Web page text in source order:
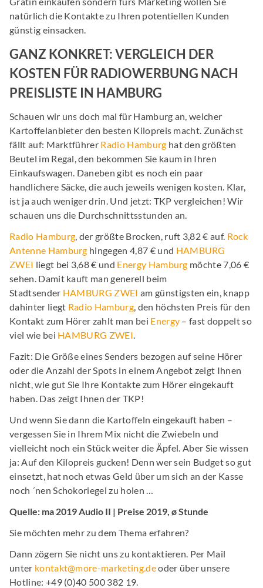
natürlich die Kontakte zu Ihren potentiellen Kunden
günstig einsacken.
GANZ KONKRET: VERGLEICH DER
KOSTEN FÜR RADIOWERBUNG NACH
PREISLISTE IN HAMBURG
Schauen wir uns doch mal für Hamburg an, welcher
Kartoffelanbieter den besten Kilopreis macht. Zunächst
fällt auf: Marktführer Radio Hamburg hat den größten
Beutel im Regal, den bekommen Sie kaum in Ihren
Einkaufswagen. Daneben gibt es noch ein paar
handlichere Säcke, die auch jeweils wenigen kosten. Klar,
ist ja auch weniger drin. Und jetzt: TKP vergleichen! Wir
schauen uns die Durchschnittsstunden an.
Radio Hamburg, der größte Brocken, ruft 3,82 € auf. Rock
Antenne Hamburg hingegen 4,87 € und HAMBURG
ZWEI liegt bei 3,68 € und Energy Hamburg möchte 7,06 €
sehen. Damit kauft man generell beim
Stadtsender HAMBURG ZWEI am günstigsten ein, knapp
dahinter liegt Radio Hamburg, den höchsten Preis für den
Kontakt zum Hörer zahlt man bei Energy – fast doppelt so
viel wie bei HAMBURG ZWEI.
Fazit: Die Größe eines Senders bezogen auf seine Hörer
oder die Anzahl der Spots in einem Angebot zeigt Ihnen
nicht, wie gut Sie Ihre Kontakte zum Hörer eingekauft
haben. Das zeigt Ihnen der TKP!
Und wenn Sie dann die Kartoffeln eingekauft haben –
vergessen Sie in Ihrem Mix nicht die Zwiebeln und
vielleicht noch ein Stück weiter die Äpfel. Aber Sie wissen
ja: Auf den Kilopreis gucken! Denn wer sein Budget so gut
einsetzt, hat noch etwas Geld über um sich an der Kasse
noch ´nen Schokoriegel zu holen …
Quelle: ma 2019 Audio II | Preise 2019, ø Stunde
Sie möchten mehr zu dem Thema erfahren?
Dann zögern Sie nicht uns zu kontaktieren. Per Mail
unter kontakt@more-marketing.deoder über unsere
Hotline: +49 (0)40 500 382 19.